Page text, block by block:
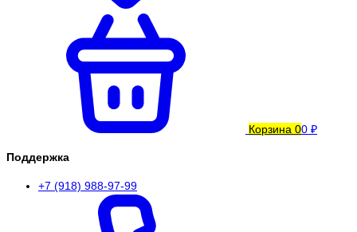
Корзина 00 ₽
Поддержка
+7 (918) 988-97-99